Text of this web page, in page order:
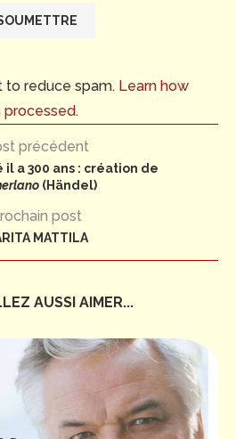
to reduce spam. Learn how
précédent
il a 300 ans : création de
(Händel)
post
MATTILA
AUSSI AIMER...